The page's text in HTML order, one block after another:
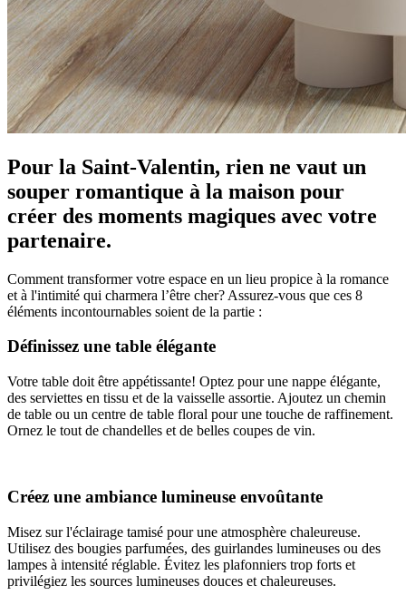
Pour la Saint-Valentin, rien ne vaut un
souper romantique à la maison pour
créer des moments magiques avec votre
partenaire.
Comment transformer votre espace en un lieu propice à la romance
et à l'intimité qui charmera l’être cher? Assurez-vous que ces 8
éléments incontournables soient de la partie :
Définissez une table élégante
Votre table doit être appétissante! Optez pour une nappe élégante,
des serviettes en tissu et de la vaisselle assortie. Ajoutez un chemin
de table ou un centre de table floral pour une touche de raffinement.
Ornez le tout de chandelles et de belles coupes de vin.
Créez une ambiance lumineuse envoûtante
Misez sur l'éclairage tamisé pour une atmosphère chaleureuse.
Utilisez des bougies parfumées, des guirlandes lumineuses ou des
lampes à intensité réglable. Évitez les plafonniers trop forts et
privilégiez les sources lumineuses douces et chaleureuses.